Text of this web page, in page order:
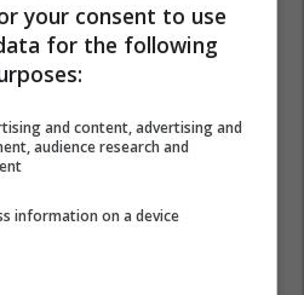
your consent to use
for the following
and content, advertising and
audience research and
information on a device